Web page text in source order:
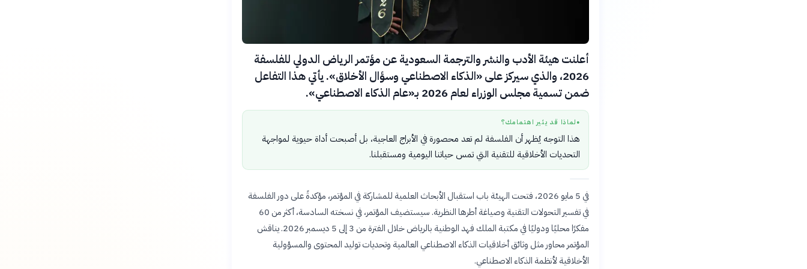
أعلنت هيئة الأدب والنشر والترجمة السعودية عن مؤتمر الرياض الدولي للفلسفة
2026، والذي سيركز على «الذكاء الاصطناعي وسؤال الأخلاق». يأتي هذا التفاعل
ضمن تسمية مجلس الوزراء لعام 2026 بـ«عام الذكاء الاصطناعي».
● لماذا قد يثير اهتمامك؟
هذا التوجه يُظهر أن الفلسفة لم تعد محصورة في الأبراج العاجية، بل أصبحت أداة حيوية لمواجهة
التحديات الأخلاقية للتقنية التي تمس حياتنا اليومية ومستقبلنا.
في 5 مايو 2026، فتحت الهيئة باب استقبال الأبحاث العلمية للمشاركة في المؤتمر، مؤكدةً على دور الفلسفة
في تفسير التحولات التقنية وصياغة أطرها النظرية. سيستضيف المؤتمر، في نسخته السادسة، أكثر من 60
مفكرًا محليًا ودوليًا في مكتبة الملك فهد الوطنية بالرياض خلال الفترة من 3 إلى 5 ديسمبر 2026. يناقش
المؤتمر محاور مثل وثائق أخلاقيات الذكاء الاصطناعي العالمية وتحديات توليد المحتوى والمسؤولية
الأخلاقية لأنظمة الذكاء الاصطناعي.